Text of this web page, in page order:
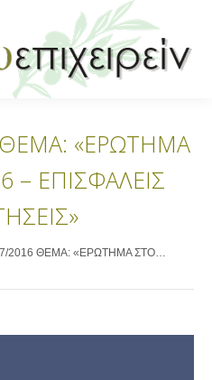
«ΕΡΩΤΗΜΑ
– ΕΠΙΣΦΑΛΕΙΣ
2016 ΘΕΜΑ: «ΕΡΩΤΗΜΑ ΣΤΟ…